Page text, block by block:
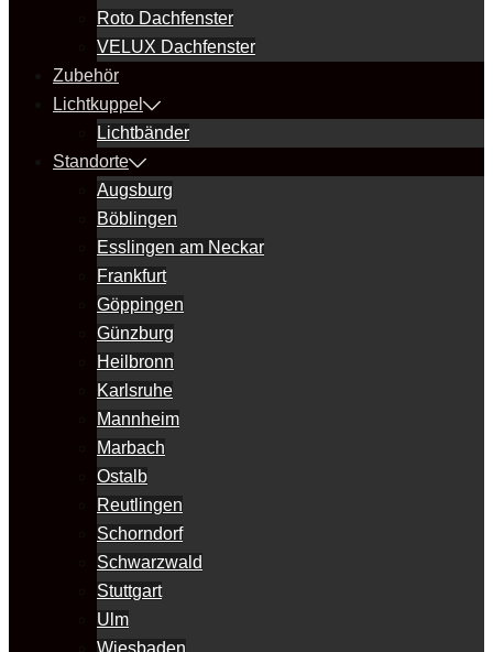
Roto Dachfenster
VELUX Dachfenster
Zubehör
Lichtkuppel
Lichtbänder
Standorte
Augsburg
Böblingen
Esslingen am Neckar
Frankfurt
Göppingen
Günzburg
Heilbronn
Karlsruhe
Mannheim
Marbach
Ostalb
Reutlingen
Schorndorf
Schwarzwald
Stuttgart
Ulm
Wiesbaden